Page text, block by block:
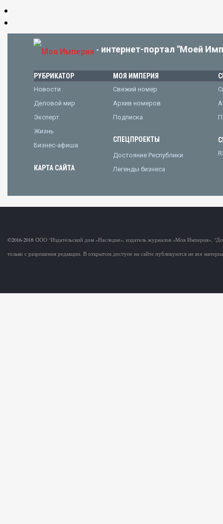
- интернет-портал "Моей
РУБРИКАТОР
Новости
Деловой мир
Эксперт
Жизнь
Бизнес-афиша
КАРТА САЙТА
МОЯ ИМПЕРИЯ
Свежий номер
Архив номеров
Подписка
СПЕЦПРОЕКТЫ
Достояние Республики
Легенды бизнеса
©2016-2018 ООО "Издательский дом «Наследие», издатель журналов «Моя Империя»,
только с разрешения редакции. В открытом доступе на сайте публикуются не все